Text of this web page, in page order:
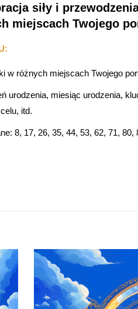
siły i
miejscach Twojego
w różnych miejscach Twojego
urodzenia, miesiąc urodzenia,
itd.
8, 17, 26, 35, 44, 53, 62, 71, 80,